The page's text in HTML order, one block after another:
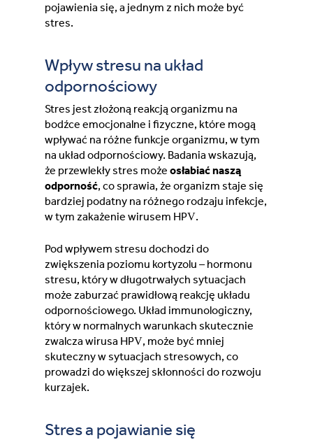
pojawienia się, a jednym z nich może być
stres.
Wpływ stresu na układ
odpornościowy
Stres jest złożoną reakcją organizmu na
bodźce emocjonalne i fizyczne, które mogą
wpływać na różne funkcje organizmu, w tym
na układ odpornościowy. Badania wskazują,
że przewlekły stres możeosłabiać naszą
odporność, co sprawia, że organizm staje się
bardziej podatny na różnego rodzaju infekcje,
w tym zakażenie wirusem HPV.
Pod wpływem stresu dochodzi do
zwiększenia poziomu kortyzolu – hormonu
stresu, który w długotrwałych sytuacjach
może zaburzać prawidłową reakcję układu
odpornościowego. Układ immunologiczny,
który w normalnych warunkach skutecznie
zwalcza wirusa HPV, może być mniej
skuteczny w sytuacjach stresowych, co
prowadzi do większej skłonności do rozwoju
kurzajek.
Stres a pojawianie się
Spain (Spanish)
Switzerland (Deutsch)
Switzerland (French)
Switzerland (Italian)
United Arab Emirates (Arabic)
United States (English)